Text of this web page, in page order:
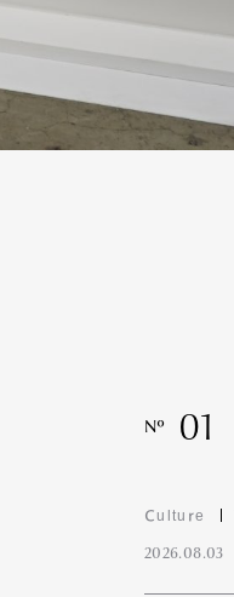
Nº 01
Culture
2026.08.03